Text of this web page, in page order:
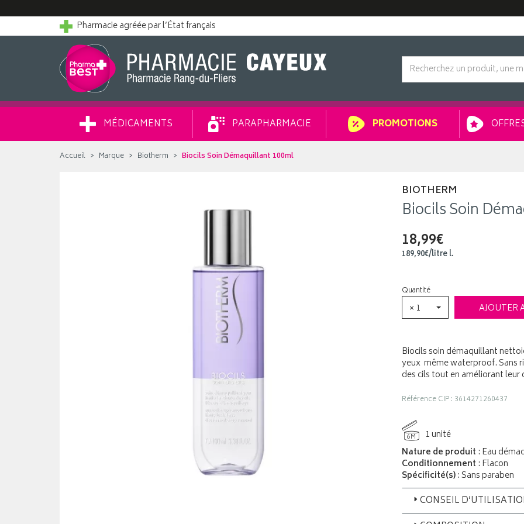
Pharmacie agréée par l’État français
MÉDICAMENTS PARAPHARMACIE PROMOTIONS
Accueil Marque Biotherm Biocils Soin Démaquillant 100ml
BIOTHERM
Biocils Soin
18,99€
189,90€/litrel.
Quantité
× 1 AJOUTER
Biocils soin démaquillant
yeux même waterproof. Sans
des cils tout en améliorant leur
Référence CIP : 3614271260437
6M
1 unité
Nature de produit : Eau
Conditionnement : Flacon
Spécificité(s): Sans paraben
CONSEIL